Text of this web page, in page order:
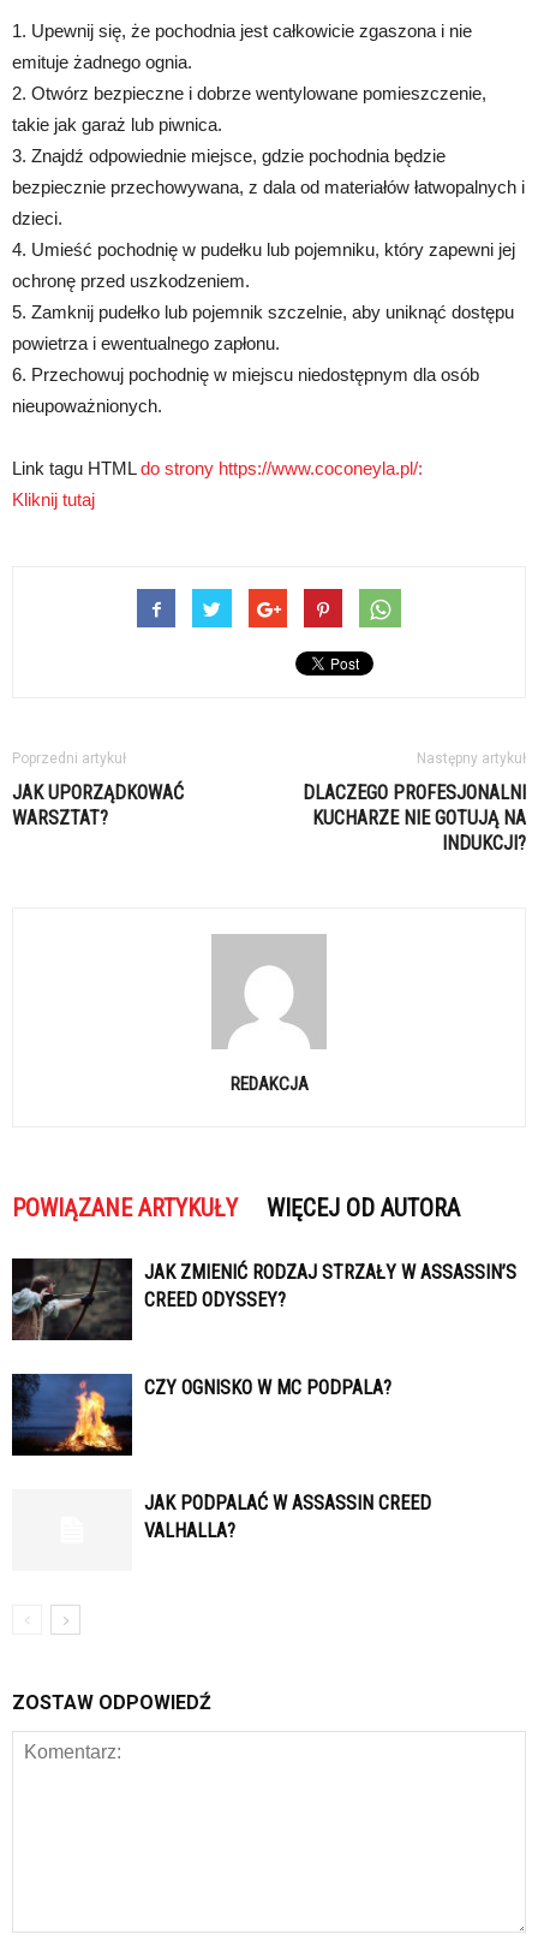
1. Upewnij się, że pochodnia jest całkowicie zgaszona i nie
emituje żadnego ognia.
2. Otwórz bezpieczne i dobrze wentylowane pomieszczenie,
takie jak garaż lub piwnica.
3. Znajdź odpowiednie miejsce, gdzie pochodnia będzie
bezpiecznie przechowywana, z dala od materiałów łatwopalnych i
dzieci.
4. Umieść pochodnię w pudełku lub pojemniku, który zapewni jej
ochronę przed uszkodzeniem.
5. Zamknij pudełko lub pojemnik szczelnie, aby uniknąć dostępu
powietrza i ewentualnego zapłonu.
6. Przechowuj pochodnię w miejscu niedostępnym dla osób
nieupoważnionych.
Link tagu HTMLdo strony https://www.coconeyla.pl/:
Kliknij tutaj
Poprzedni artykuł
JAK UPORZĄDKOWAĆ
WARSZTAT?
Następny artykuł
DLACZEGO PROFESJONALNI
KUCHARZE NIE GOTUJĄ NA
INDUKCJI?
REDAKCJA
POWIĄZANE ARTYKUŁY WIĘCEJ OD AUTORA
JAK ZMIENIĆ RODZAJ STRZAŁY W ASSASSIN’S
CREED ODYSSEY?
CZY OGNISKO W MC PODPALA?
JAK PODPALAĆ W ASSASSIN CREED
VALHALLA?
ZOSTAW ODPOWIEDŹ